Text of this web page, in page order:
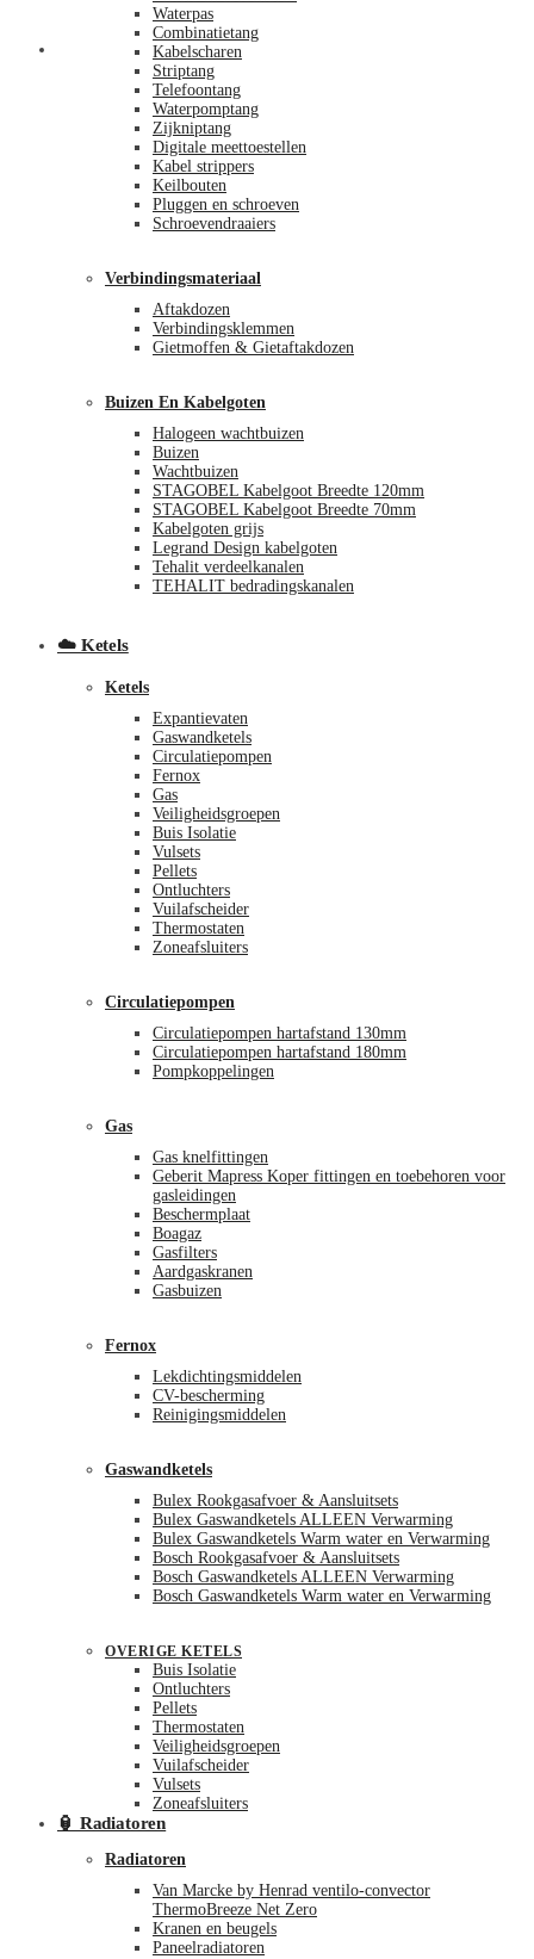
Waterpas
Combinatietang
Kabelscharen
Striptang
Telefoontang
Waterpomptang
Zijkniptang
Digitale meettoestellen
Kabel strippers
Keilbouten
Pluggen en schroeven
Schroevendraaiers
Verbindingsmateriaal
Aftakdozen
Verbindingsklemmen
Gietmoffen & Gietaftakdozen
Buizen En Kabelgoten
Halogeen wachtbuizen
Buizen
Wachtbuizen
STAGOBEL Kabelgoot Breedte 120mm
STAGOBEL Kabelgoot Breedte 70mm
Kabelgoten grijs
Legrand Design kabelgoten
Tehalit verdeelkanalen
TEHALIT bedradingskanalen
☁️ Ketels
Ketels
Expantievaten
Gaswandketels
Circulatiepompen
Fernox
Gas
Veiligheidsgroepen
Buis Isolatie
Vulsets
Pellets
Ontluchters
Vuilafscheider
Thermostaten
Zoneafsluiters
Circulatiepompen
Circulatiepompen hartafstand 130mm
Circulatiepompen hartafstand 180mm
Pompkoppelingen
Gas
Gas knelfittingen
Geberit Mapress Koper fittingen en toebehoren voor
gasleidingen
Beschermplaat
Boagaz
Gasfilters
Aardgaskranen
Gasbuizen
Fernox
Lekdichtingsmiddelen
CV-bescherming
Reinigingsmiddelen
Gaswandketels
Bulex Rookgasafvoer & Aansluitsets
Bulex Gaswandketels ALLEEN Verwarming
Bulex Gaswandketels Warm water en Verwarming
Bosch Rookgasafvoer & Aansluitsets
Bosch Gaswandketels ALLEEN Verwarming
Bosch Gaswandketels Warm water en Verwarming
OVERIGE KETELS
Buis Isolatie
Ontluchters
Pellets
Thermostaten
Veiligheidsgroepen
Vuilafscheider
Vulsets
Zoneafsluiters
🏮 Radiatoren
Radiatoren
Van Marcke by Henrad ventilo-convector
ThermoBreeze Net Zero
Kranen en beugels
Paneelradiatoren